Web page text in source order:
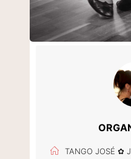
TANGO JOSÉ ✿